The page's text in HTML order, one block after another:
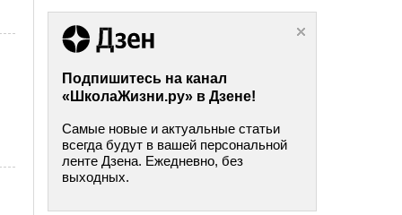
Подпишитесь на канал
«ШколаЖизни.ру» в Дзене!
Самые новые и актуальные статьи
всегда будут в вашей персональной
ленте Дзена. Ежедневно, без
выходных.